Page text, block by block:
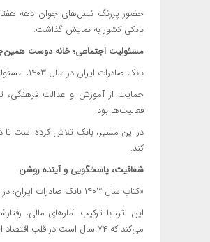
حضور پررنگ نسل‌های جوان دهه هفتاد
بانکی کشور به نمایش گذاشت.
مسئولیت اجتماعی؛ خانه دوست
بانک صادرات ایران در سال ۱۴۰۳، مسئولیت اجتماعی را از سطح شعار به عمل رساند.
حمایت از آموزش و عدالت فرهنگی،
فعالیت‌ها بود.
در این مسیر، بانک تلاش کرده است تا
کند.
شفافیت، پاسخگویی و آینده روشن
«کتاب سال ۱۴۰۳ بانک صادرات ایران؛ در مسیر خلق ارزش» تنها یک گزارش مالی نیست؛ سندی از اعتماد، پایداری و نوآوری است.
این اثر، با ترکیب آمارهای مالی،
می‌کند که ۷۴ سال است در قلب اقتصاد ایران می‌تپد.